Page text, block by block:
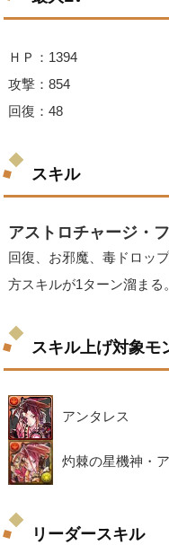
ＨＰ：1394
攻撃：854
回復：48
スキル
アストロチャージ
回復、お邪魔、毒ドロッ
方スキルが1ターン溜まる。
スキル上げ対象モ
アンタレス
灼棘の星機神・
リーダースキル